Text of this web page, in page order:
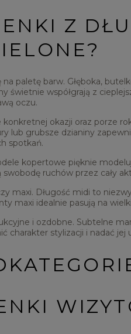
Z
paletę barw. Głęboka,
świetnie współgrają z
oczu.
okazji oraz porze
lub grubsze dzianiny
spotkań.
kopertowe pięknie
ruchów przez cały
maxi. Długość midi to
maxi idealnie pasują na
i ozdobne. Subtelne
charakter stylizacji i nadać jej